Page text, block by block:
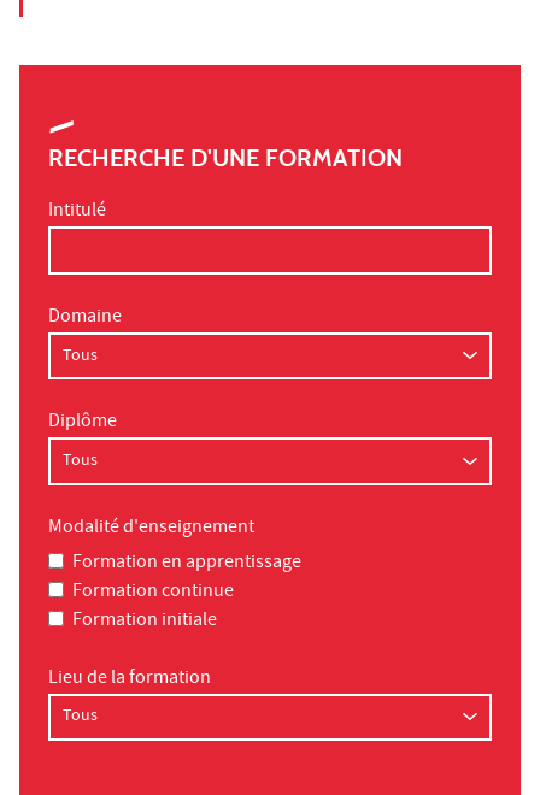
RECHERCHE D'UNE FORMATION
Intitulé
Domaine
Diplôme
Modalité d'enseignement
Formation en apprentissage
Formation continue
Formation initiale
Lieu de la formation